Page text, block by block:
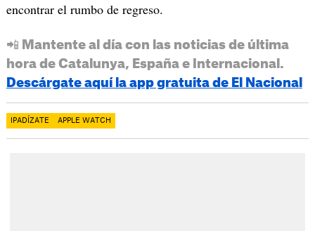
encontrar el rumbo de regreso.
📲 Mantente al día con las noticias de última
hora de Catalunya, España e Internacional.
Descárgate aquí la app gratuita de El Nacional
IPADÍZATE APPLE WATCH